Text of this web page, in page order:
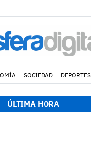
SOCIEDAD DEPORTES
ÚLTIMA HORA